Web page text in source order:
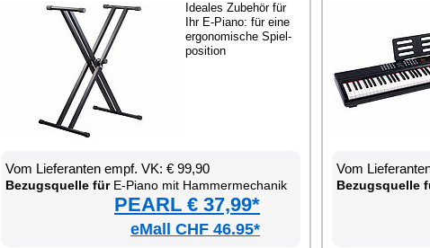
Idea­les Zu­be­hör für
Ihr E-Pia­no: für ei­ne
er­go­no­mi­sche Spiel­
po­si­ti­on
Vom Lie­fe­ran­ten empf. VK: € 99,90
Be­zugs­quel­le fürE-Pia­no mit Ham­mer­me­cha­nik
PEARL € 37,99*
eMall CHF 46.95*
Vom
Be­zugs­quel­le